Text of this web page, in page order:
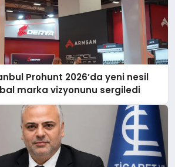
Prohunt 2026’da yeni nesil
marka vizyonunu sergiledi